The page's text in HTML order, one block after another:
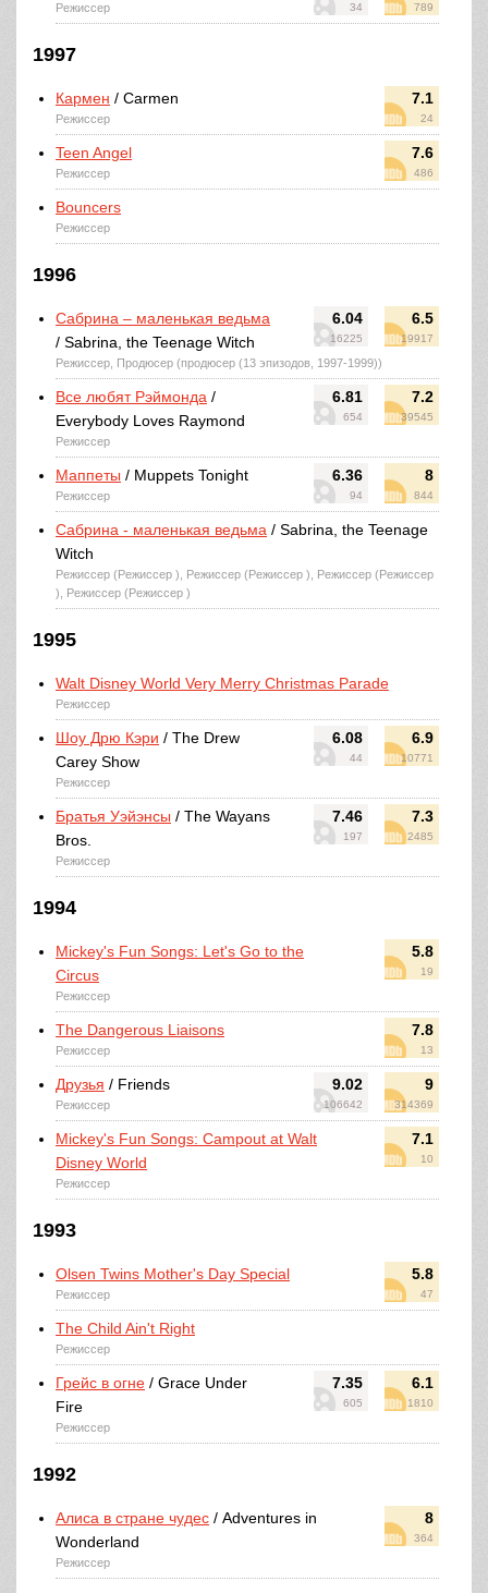
34 789
Режиссер
1997
7.1
24
Кармен / Carmen
Режиссер
7.6
486
Teen Angel
Режиссер
Bouncers
Режиссер
1996
6.04
16225
6.5
19917
Сабрина – маленькая ведьма
/ Sabrina, the Teenage Witch
Режиссер, Продюсер (продюсер (13 эпизодов, 1997-1999))
6.81
654
7.2
39545
Все любят Рэймонда /
Everybody Loves Raymond
Режиссер
6.36
94
8
844
Маппеты / Muppets Tonight
Режиссер
Сабрина - маленькая ведьма / Sabrina, the Teenage
Witch
Режиссер (Режиссер ), Режиссер (Режиссер ), Режиссер (Режиссер
), Режиссер (Режиссер )
1995
Walt Disney World Very Merry Christmas Parade
Режиссер
6.08
44
6.9
10771
Шоу Дрю Кэри / The Drew
Carey Show
Режиссер
7.46
197
7.3
2485
Братья Уэйэнсы / The Wayans
Bros.
Режиссер
1994
5.8
19
Mickey's Fun Songs: Let's Go to the
Circus
Режиссер
7.8
13
The Dangerous Liaisons
Режиссер
9.02
106642
9
314369
Друзья / Friends
Режиссер
7.1
10
Mickey's Fun Songs: Campout at Walt
Disney World
Режиссер
1993
5.8
47
Olsen Twins Mother's Day Special
Режиссер
The Child Ain't Right
Режиссер
7.35
605
6.1
1810
Грейс в огне / Grace Under
Fire
Режиссер
1992
8
364
Алиса в стране чудес / Adventures in
Wonderland
Режиссер